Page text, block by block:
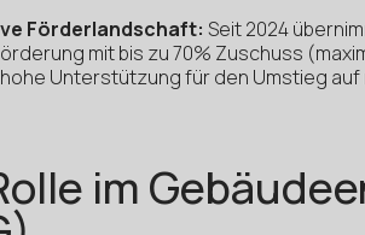
Förderlandschaft: Seit 2024
mit bis zu 70% Zuschuss
Unterstützung für den Umstieg
im